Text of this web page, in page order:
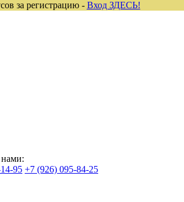
95 +7 (926) 095-84-25
за регистрацию - Вход ЗДЕСЬ!